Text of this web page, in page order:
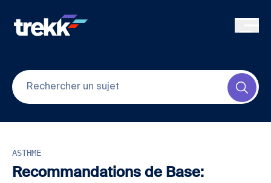
ASTHME
Recommandations de Base: